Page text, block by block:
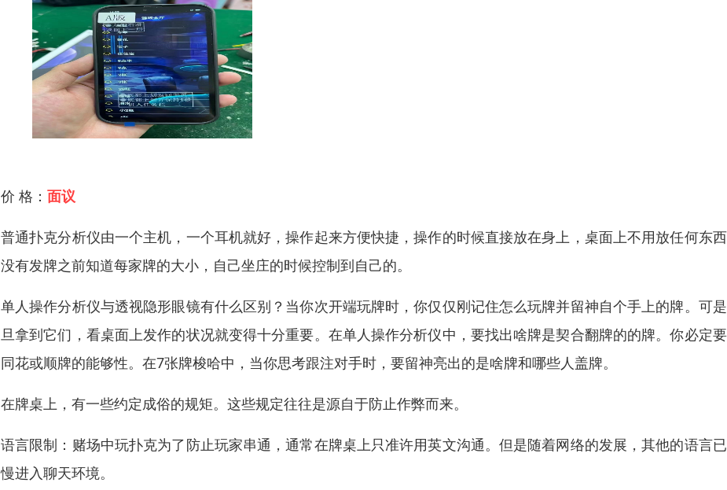
价 格： 面议
普通扑克分析仪由一个主机，一个耳机就好，操作起来方便快捷，操作的时候直接放在身上，桌面上不用放任何东
没有发牌之前知道每家牌的大小，自己坐庄的时候控制到自己的。
单人操作分析仪与透视隐形眼镜有什么区别？当你次开端玩牌时，你仅仅刚记住怎么玩牌并留神自个手上的牌。可
旦拿到它们，看桌面上发作的状况就变得十分重要。在单人操作分析仪中，要找出啥牌是契合翻牌的的牌。你必定
同花或顺牌的能够性。在7张牌梭哈中，当你思考跟注对手时，要留神亮出的是啥牌和哪些人盖牌。
在牌桌上，有一些约定成俗的规矩。这些规定往往是源自于防止作弊而来。
语言限制：赌场中玩扑克为了防止玩家串通，通常在牌桌上只准许用英文沟通。但是随着网络的发展，其他的语言
慢进入聊天环境。